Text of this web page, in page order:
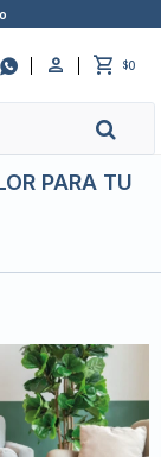
 $0
PARA TU